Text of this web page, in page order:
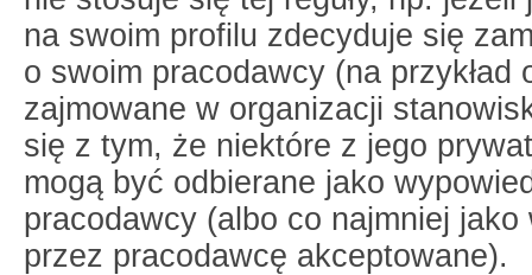
na swoim profilu zdecyduje się
o swoim pracodawcy (na przykład
zajmowane w organizacji
się z tym, że niektóre z jego
mogą być odbierane jako
pracodawcy (albo co najmniej jako
przez pracodawcę akceptowane).